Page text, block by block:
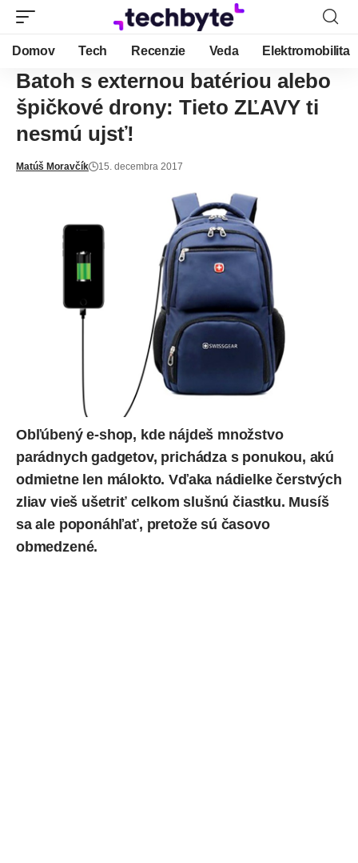
Domov Tech Recenzie Veda Elektromobilita
Batoh s externou batériou alebo
špičkové drony: Tieto ZĽAVY ti
nesmú ujsť!
Matúš Moravčík 15. decembra 2017
Obľúbenýe-shop, kde nájdeš množstvo
parádnych gadgetov, prichádza s ponukou, akú
odmietne len málokto. Vďaka nádielke čerstvých
zliav vieš ušetriť celkom slušnú čiastku. Musíš
sa ale poponáhľať, pretože sú časovo
obmedzené.